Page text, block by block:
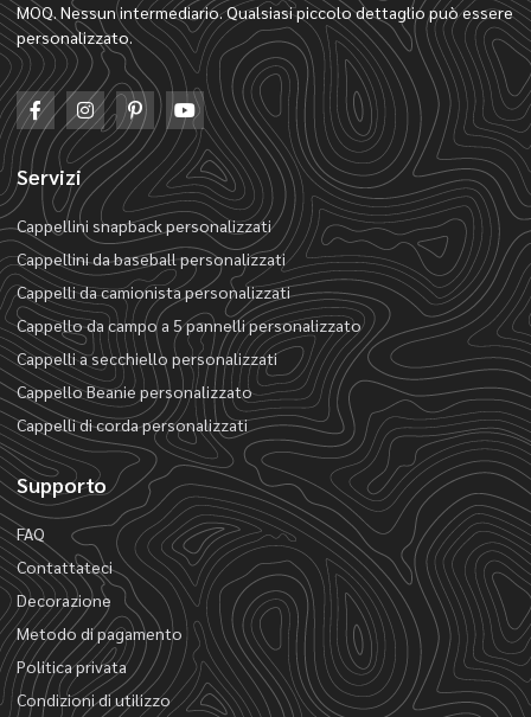
MOQ. Nessun intermediario. Qualsiasi piccolo dettaglio può essere
personalizzato.
Servizi
Cappellini snapback personalizzati
Cappellini da baseball personalizzati
Cappelli da camionista personalizzati
Cappello da campo a 5 pannelli personalizzato
Cappelli a secchiello personalizzati
Cappello Beanie personalizzato
Cappelli di corda personalizzati
Supporto
FAQ
Contattateci
Decorazione
Metodo di pagamento
Politica privata
Condizioni di utilizzo